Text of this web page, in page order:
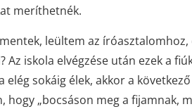
meríthetnék.
leültem az
Az iskola elvégzése után ezek a
elég sokáig élek, akkor a
hogy „bocsáson meg a fijamnak,